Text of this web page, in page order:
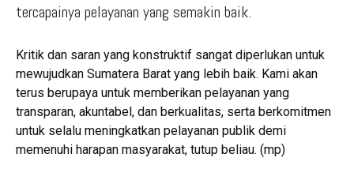
tercapainya pelayanan yang semakin baik.
Kritik dan saran yang konstruktif sangat diperlukan untuk
mewujudkan Sumatera Barat yang lebih baik. Kami akan
terus berupaya untuk memberikan pelayanan yang
transparan, akuntabel, dan berkualitas, serta berkomitmen
untuk selalu meningkatkan pelayanan publik demi
memenuhi harapan masyarakat, tutup beliau. (mp)